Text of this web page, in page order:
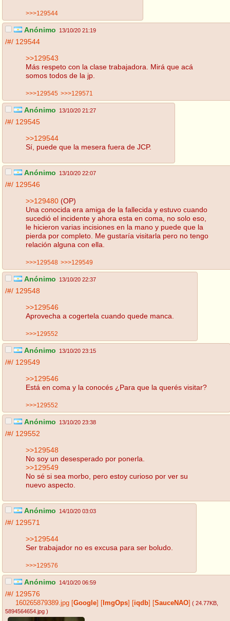
>>>129544
Anónimo 13/10/20 21:19
/#/ 129544
>>129543
Más respeto con la clase trabajadora. Mirá que acá
somos todos de la jp.
>>>129545 >>>129571
Anónimo 13/10/20 21:27
/#/ 129545
>>129544
Sí, puede que la mesera fuera de JCP.
Anónimo 13/10/20 22:07
/#/ 129546
>>129480 (OP)
Una conocida era amiga de la fallecida y estuvo cuando
sucedió el incidente y ahora esta en coma, no solo eso,
le hicieron varias incisiones en la mano y puede que la
pierda por completo. Me gustaría visitarla pero no tengo
relación alguna con ella.
>>>129548 >>>129549
Anónimo 13/10/20 22:37
/#/ 129548
>>129546
Aprovecha a cogertela cuando quede manca.
>>>129552
Anónimo 13/10/20 23:15
/#/ 129549
>>129546
Está en coma y la conocés ¿Para que la querés visitar?
>>>129552
Anónimo 13/10/20 23:38
/#/ 129552
>>129548
No soy un desesperado por ponerla.
>>129549
No sé si sea morbo, pero estoy curioso por ver su
nuevo aspecto.
Anónimo 14/10/20 03:03
/#/ 129571
>>129544
Ser trabajador no es excusa para ser boludo.
>>>129576
Anónimo 14/10/20 06:59
/#/ 129576
160265879389.jpg Google ImgOps iqdb SauceNAO ( 24.77KB
5894564654.jpg )